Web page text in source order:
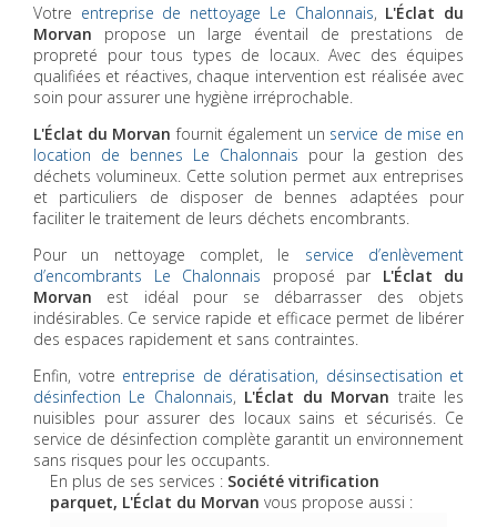
Votre entreprise de nettoyage Le Chalonnais, L'Éclat du
Morvan propose un large éventail de prestations de
propreté pour tous types de locaux. Avec des équipes
qualifiées et réactives, chaque intervention est réalisée avec
soin pour assurer une hygiène irréprochable.
L'Éclat du Morvan fournit également un service de mise en
location de bennes Le Chalonnais pour la gestion des
déchets volumineux. Cette solution permet aux entreprises
et particuliers de disposer de bennes adaptées pour
faciliter le traitement de leurs déchets encombrants.
Pour un nettoyage complet, le service d’enlèvement
d’encombrants Le Chalonnais proposé par L'Éclat du
Morvan est idéal pour se débarrasser des objets
indésirables. Ce service rapide et efficace permet de libérer
des espaces rapidement et sans contraintes.
Enfin, votre entreprise de dératisation, désinsectisation et
désinfection Le Chalonnais, L'Éclat du Morvan traite les
nuisibles pour assurer des locaux sains et sécurisés. Ce
service de désinfection complète garantit un environnement
sans risques pour les occupants.
En plus de ses services : Société vitrification
parquet, L'Éclat du Morvan vous propose aussi :